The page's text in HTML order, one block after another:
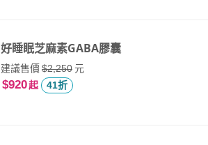
好睡眠芝麻素GABA膠囊
建議售價$2,250元
$920起 41折